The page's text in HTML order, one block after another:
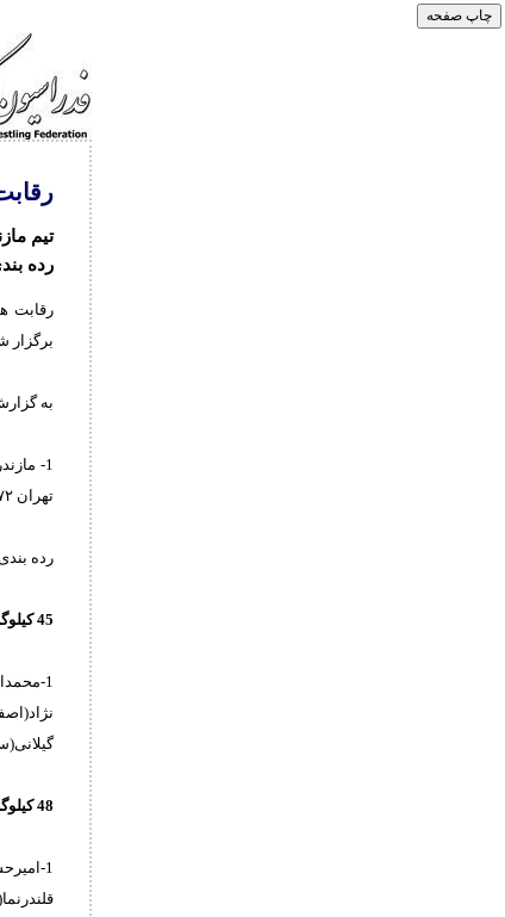
تیم
رده
برگزار
به
تهران ۷۲ امتیاز ۷_ خراسان رضوی ۶۹ امتیاز 8- قزوین ۴۴ امتیاز 9- کرمانشاه ۴۱ امتیاز 10- گیلان ۴۰ امتیار
رده
45 کیلوگرم:
گیلانی(سمنان) 9-امیرحسین
48 کیلوگرم: